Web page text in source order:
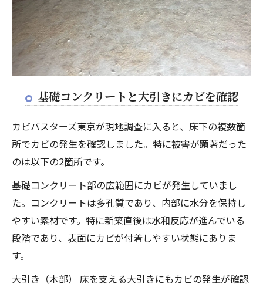
基礎コンクリートと大引きにカビを確認
カビバスターズ東京が現地調査に入ると、床下の複数箇
所でカビの発生を確認しました。特に被害が顕著だった
のは以下の2箇所です。
基礎コンクリート部の広範囲にカビが発生していまし
た。コンクリートは多孔質であり、内部に水分を保持し
やすい素材です。特に新築直後は水和反応が進んでいる
段階であり、表面にカビが付着しやすい状態にありま
す。
大引き（木部） 床を支える大引きにもカビの発生が確認